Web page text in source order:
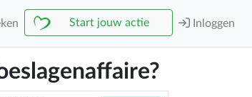
Start jouw actie Inloggen